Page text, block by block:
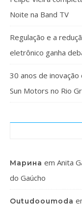
Noite na Band TV
Regulação e a
eletrônico ganha
30 anos de
Sun Motors no Rio
Марина em Anita
do Gaúcho
Outudooumoda